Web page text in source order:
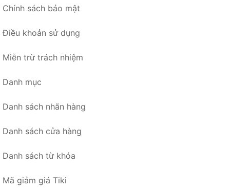
Chính sách bảo mật
Điều khoản sử dụng
Miễn trừ trách nhiệm
Danh mục
Danh sách nhãn hàng
Danh sách cửa hàng
Danh sách từ khóa
Mã giảm giá Tiki